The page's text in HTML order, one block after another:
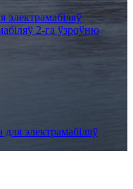
2-га ўзроўню
электрамабіляў